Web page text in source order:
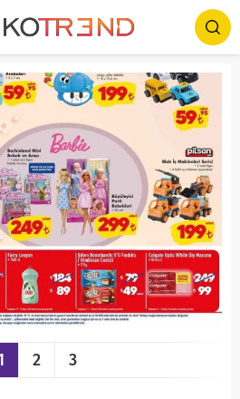
2 3